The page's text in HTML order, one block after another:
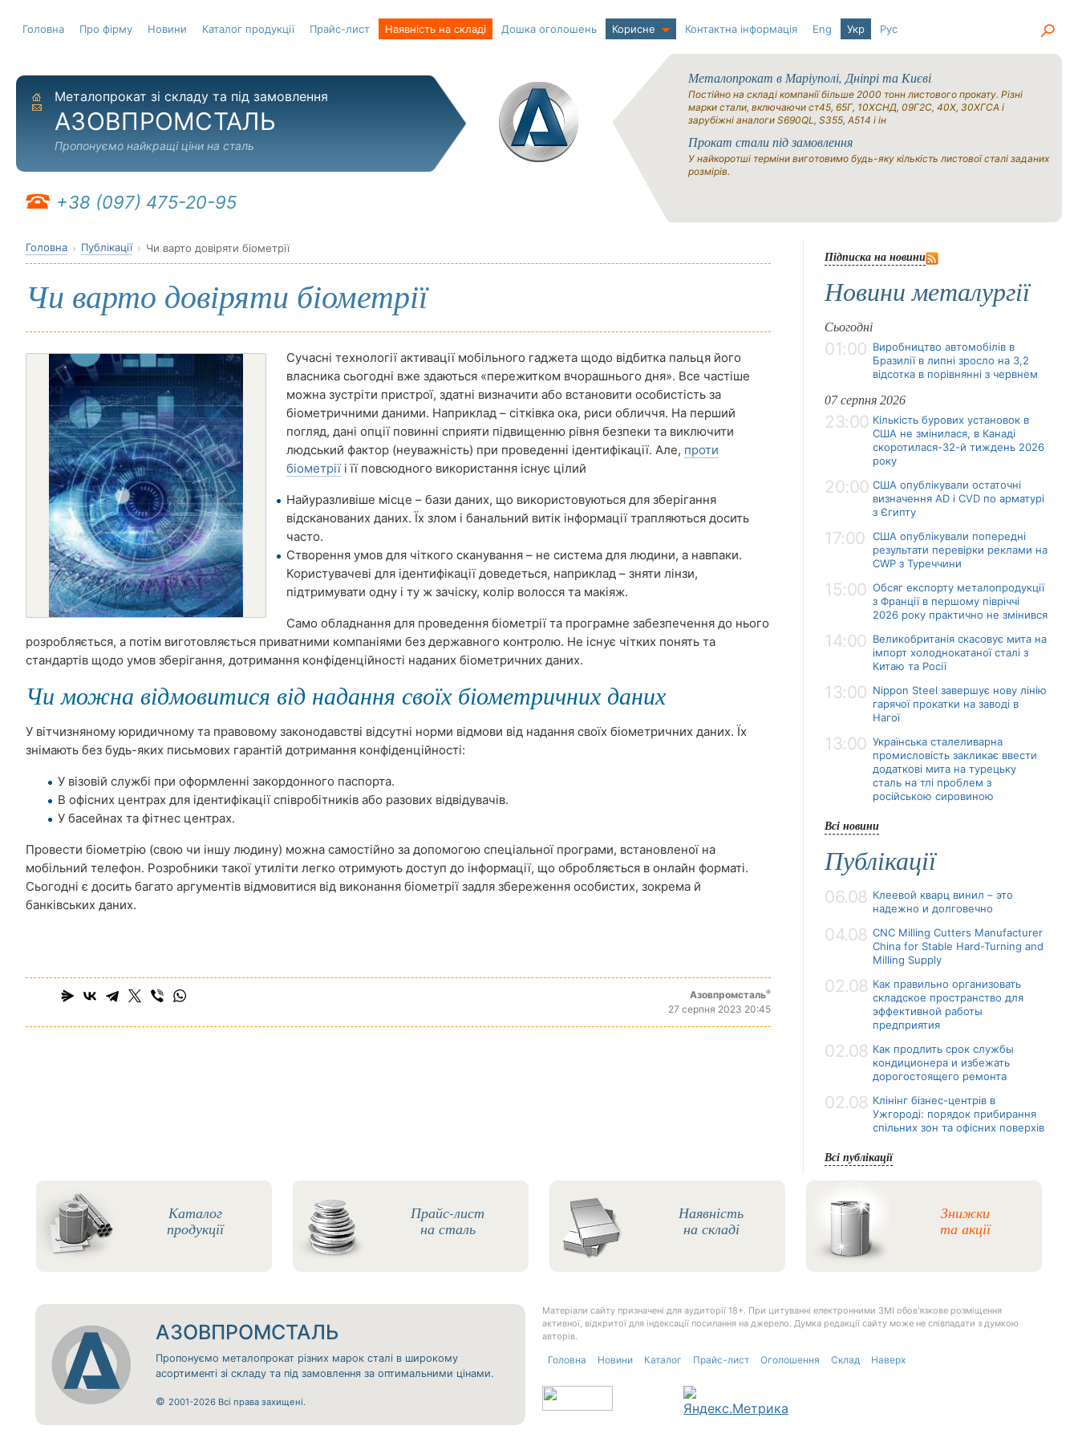
Головна Про фірму Новини Каталог продукції Прайс-лист Наявність на складі Дошка оголошень Корисне Контактна інформація Eng Укр Рус
На головну
Надіслати листа
Металопрокат зі складу та під замовлення
АЗОВПРОМСТАЛЬ
Пропонуємо найкращі ціни на сталь
+38 (097) 475-20-95
Металопрокат в Маріуполі, Дніпрі та Києві
Постійно на складі компанії більше 2000 тонн листового прокату. Різні
марки стали, включаючи ст45, 65Г, 10ХСНД, 09Г2С, 40Х, 30ХГСА і
зарубіжні аналоги S690QL, S355, A514 і ін
Прокат стали під замовлення
У найкоротші терміни виготовимо будь-яку кількість листової сталі заданих
розмірів.
Головна Публікації Чи варто довіряти біометрії
Чи варто довіряти біометрії
Сучасні технології активації мобільного гаджета щодо відбитка пальця його
власника сьогодні вже здаються «пережитком вчорашнього дня». Все частіше
можна зустріти пристрої, здатні визначити або встановити особистість за
біометричними даними. Наприклад – сітківка ока, риси обличчя. На перший
погляд, дані опції повинні сприяти підвищенню рівня безпеки та виключити
людський фактор (неуважність) при проведенні ідентифікації. Але, проти
біометрії і її повсюдного використання існує цілий
Найуразливіше місце – бази даних, що використовуються для зберігання
відсканованих даних. Їх злом і банальний витік інформації трапляються досить
часто.
Створення умов для чіткого сканування – не система для людини, а навпаки.
Користувачеві для ідентифікації доведеться, наприклад – зняти лінзи,
підтримувати одну і ту ж зачіску, колір волосся та макіяж.
Само обладнання для проведення біометрії та програмне забезпечення до нього
розробляється, а потім виготовляється приватними компаніями без державного контролю. Не існує чітких понять та
стандартів щодо умов зберігання, дотримання конфіденційності наданих біометричних даних.
Чи можна відмовитися від надання своїх біометричних даних
У вітчизняному юридичному та правовому законодавстві відсутні норми відмови від надання своїх біометричних даних. Їх
знімають без будь-яких письмових гарантій дотримання конфіденційності:
У візовій службі при оформленні закордонного паспорта.
В офісних центрах для ідентифікації співробітників або разових відвідувачів.
У басейнах та фітнес центрах.
Провести біометрію (свою чи іншу людину) можна самостійно за допомогою спеціальної програми, встановленої на
мобільний телефон. Розробники такої утиліти легко отримують доступ до інформації, що обробляється в онлайн форматі.
Сьогодні є досить багато аргументів відмовитися від виконання біометрії задля збереження особистих, зокрема й
банківських даних.
Азовпромсталь®
27 серпня 2023 20:45
Підписка на новини
Новини металургії
Сьогодні
01:00 Виробництво автомобілів в
Бразилії в липні зросло на 3,2
відсотка в порівнянні з червнем
07 серпня 2026
23:00 Кількість бурових установок в
США не змінилася, в Канаді
скоротилася-32-й тиждень 2026
року
20:00 США опублікували остаточні
визначення AD і CVD по арматурі
з Єгипту
17:00
США опублікували попередні
результати перевірки реклами на
CWP з Туреччини
15:00 Обсяг експорту металопродукції
з Франції в першому півріччі
2026 року практично не змінився
14:00 Великобританія скасовує мита на
імпорт холоднокатаної сталі з
Китаю та Росії
13:00 Nippon Steel завершує нову лінію
гарячої прокатки на заводі в
Нагої
13:00 Українська сталеливарна
промисловість закликає ввести
додаткові мита на турецьку
сталь на тлі проблем з
російською сировиною
Всі новини
Публікації
06.08 Клеевой кварц винил – это
надежно и долговечно
04.08 CNC Milling Cutters Manufacturer
China for Stable Hard-Turning and
Milling Supply
02.08 Как правильно организовать
складское пространство для
эффективной работы
предприятия
02.08 Как продлить срок службы
кондиционера и избежать
дорогостоящего ремонта
02.08 Клінінг бізнес-центрів в
Ужгороді: порядок прибирання
спільних зон та офісних поверхів
Всі публікації
Каталог
продукції
Прайс-лист
на сталь
Наявність
на складі
Знижки
та акції
АЗОВПРОМСТАЛЬ
Пропонуємо металопрокат різних марок сталі в широкому
асортименті зі складу та під замовлення за оптимальними цінами.
© 2001-2026 Всі права захищені.
Матеріали сайту призначені для аудиторії 18+. При цитуванні електронними ЗМІ обов'язкове розміщення
активної, відкритої для індексації посилання на джерело. Думка редакції сайту може не співпадати з думкою
авторів.
Головна Новини Каталог Прайс-лист Оголошення Склад Наверх